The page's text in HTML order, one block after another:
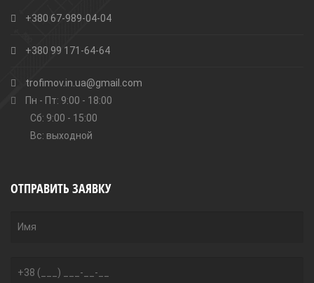
+380 67-989-04-04
+380 99 171-64-64
trofimov.in.ua@gmail.com
Пн - Пт: 9:00 - 18:00
Сб: 9:00 - 15:00
Вс: выходной
ОТПРАВИТЬ ЗАЯВКУ